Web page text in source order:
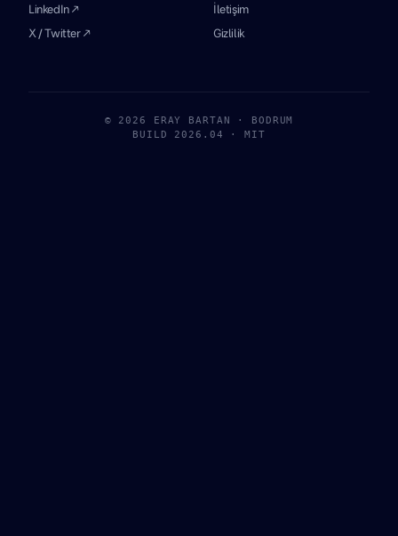
LinkedIn ↗
X / Twitter ↗
İletişim
Gizlilik
© 2026 ERAY BARTAN · BODRUM
BUILD 2026.04 · MIT